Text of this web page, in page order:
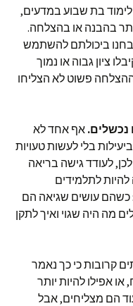
בת שבוע במדעים,
בהבנה או בהצלחה.
ביכולתם להשתמש
ציון גבוה או נמוך
פשוט לא הצליחו
נכשלים. אף אחד לא
בלי לעשות טעויות
לעודד גישה בריאה
להיות לתלמידים
עושים שגיאה הם
מה היה שגוי ואיך לתקן
קרובות כי כך נאמר
אפילו להיות יותר
הם מצליחים, אבל